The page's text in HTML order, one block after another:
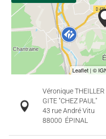
Véronique THEILLER
GITE "CHEZ PAUL"
43 rue André Vitu
88000 ÉPINAL